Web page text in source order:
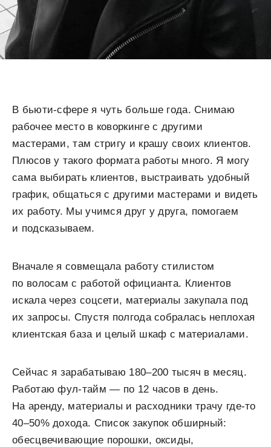
В бьюти-сфере я чуть больше года. Снимаю
рабочее место в коворкинге с другими
мастерами, там стригу и крашу своих клиентов.
Плюсов у такого формата работы много. Я могу
сама выбирать клиентов, выстраивать удобный
график, общаться с другими мастерами и видеть
их работу. Мы учимся друг у друга, помогаем
и подсказываем.
Вначале я совмещала работу стилистом
по волосам с работой официанта. Клиентов
искала через соцсети, материалы закупала под
их запросы. Спустя полгода собралась неплохая
клиентская база и целый шкаф с материалами.
Сейчас я зарабатываю 180–200 тысяч в месяц.
Работаю фул-тайм — по 12 часов в день.
На аренду, материалы и расходники трачу где-то
40–50% дохода. Список закупок обширный:
обесцвечивающие порошки, оксиды,